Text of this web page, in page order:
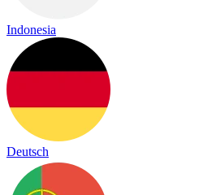
Indonesia
Deutsch